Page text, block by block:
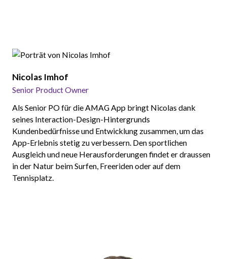
Nicolas Imhof
Senior Product Owner
Als Senior PO für die AMAG App bringt Nicolas dank
seines Interaction-Design-Hintergrunds
Kundenbedürfnisse und Entwicklung zusammen, um das
App-Erlebnis stetig zu verbessern. Den sportlichen
Ausgleich und neue Herausforderungen findet er draussen
in der Natur beim Surfen, Freeriden oder auf dem
Tennisplatz.